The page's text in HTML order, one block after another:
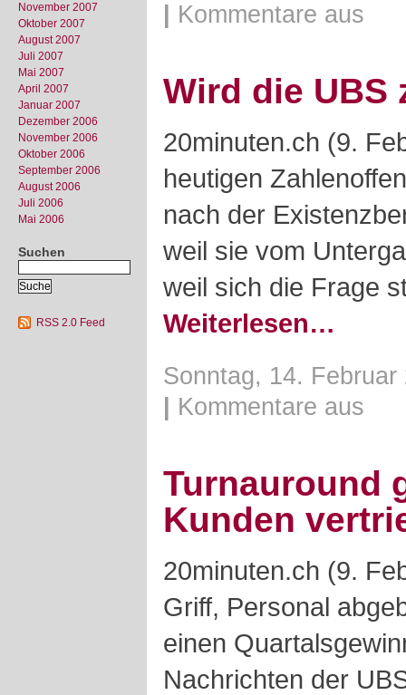
November 2007
Oktober 2007
August 2007
Juli 2007
Mai 2007
April 2007
Januar 2007
Dezember 2006
November 2006
Oktober 2006
September 2006
August 2006
Juli 2006
Mai 2006
Suchen
RSS 2.0 Feed
Kommentare aus
Wird die UBS
20minuten.ch (9.
heutigen
nach der
weil sie vom
weil sich die Frage
Weiterlesen…
Sonntag, 14.
Kommentare aus
Turnauround
Kunden
20minuten.ch (9.
Griff, Personal
einen
Nachrichten der